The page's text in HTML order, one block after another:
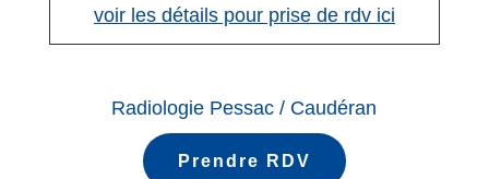
voir les détails pour prise de rdv ici
Radiologie Pessac / Caudéran
Prendre RDV